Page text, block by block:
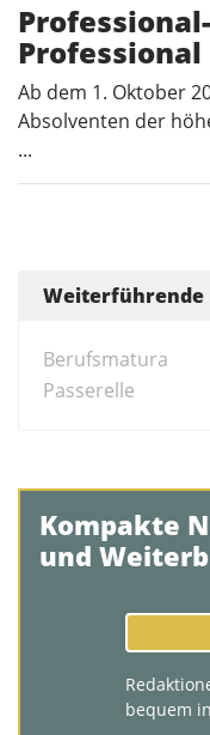
Ab dem 1. Oktober
Absolventen der
...
Berufsmatura
Passerelle
Kompakte
und
bequem